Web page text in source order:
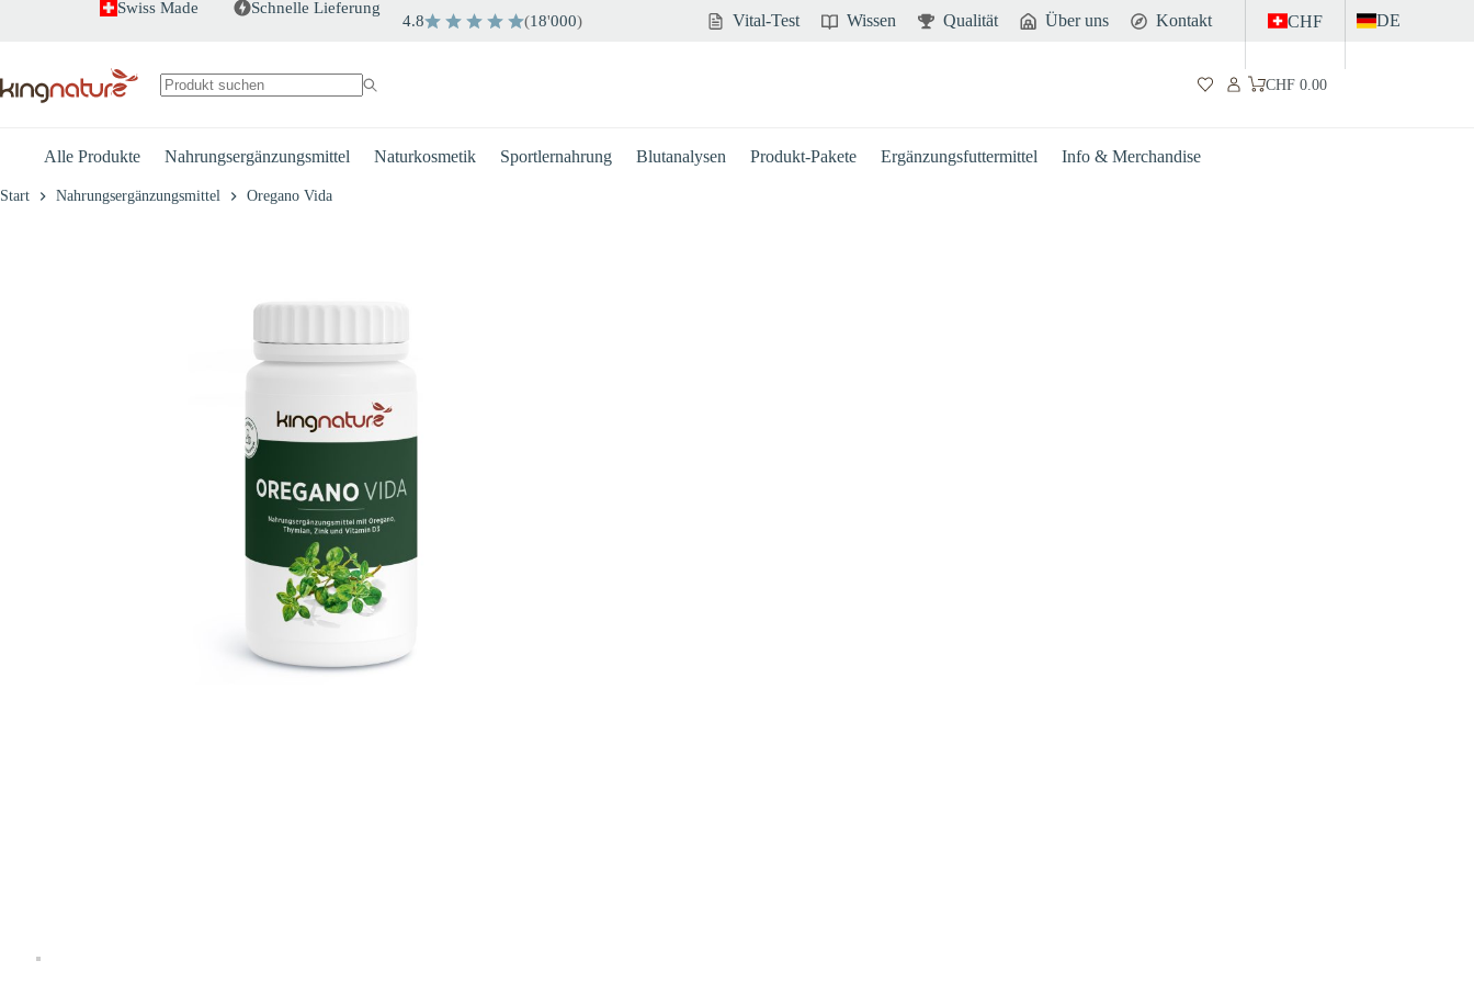
Swiss Made Schnelle Lieferung
4.8 (18'000) Vital-Test Wissen Qualität Über uns Kontakt CHF DE
Warenkorb
CHF0.00
Alle Produkte Nahrungsergänzungsmittel Naturkosmetik Sportlernahrung Blutanalysen Produkt-Pakete Ergänzungsfuttermittel Info & Merchandise
Start Nahrungsergänzungsmittel Oregano Vida